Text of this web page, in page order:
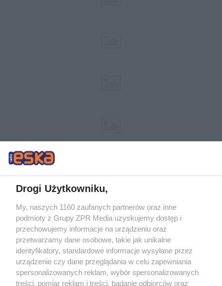
Żaden utwór zamieszczony w serwisie nie może być powielany i
rozpowszechniany lub dalej rozpowszechniany w jakikolwiek sposób (w
tym także elektroniczny lub mechaniczny) na jakimkolwiek polu
eksploatacji w jakiejkolwiek formie, włącznie z umieszczaniem w Internecie
bez pisemnej zgody właściciela praw. Jakiekolwiek użycie lub
wykorzystanie utworów w całości lub w części z naruszeniem prawa, tzn.
bez właściwej zgody, jest zabronione pod groźbą kary i może być ścigane
prawnie.
Drogi Użytkowniku,
My, naszych 1160 zaufanych partnerów oraz inne
podmioty z Grupy ZPR Media uzyskujemy dostęp i
przechowujemy informacje na urządzeniu oraz
przetwarzamy dane osobowe, takie jak unikalne
identyfikatory, standardowe informacje wysyłane przez
urządzenie czy dane przeglądania w celu zapewniania
spersonalizowanych reklam, wybór spersonalizowanych
treści, pomiar reklam i treści, badanie odbiorców oraz